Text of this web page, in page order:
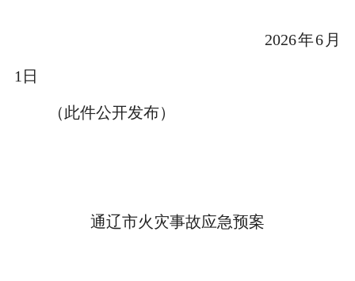
2026年6 月
1 日
（此件公开发布）
通辽市火灾事故应急预案